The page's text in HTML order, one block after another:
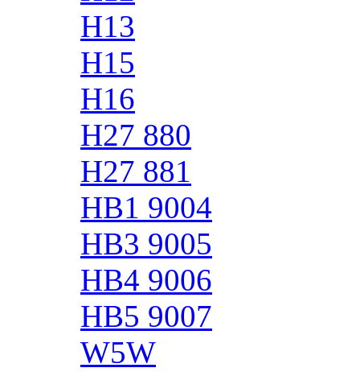
H13
H15
H16
H27 880
H27 881
HB1 9004
HB3 9005
HB4 9006
HB5 9007
W5W